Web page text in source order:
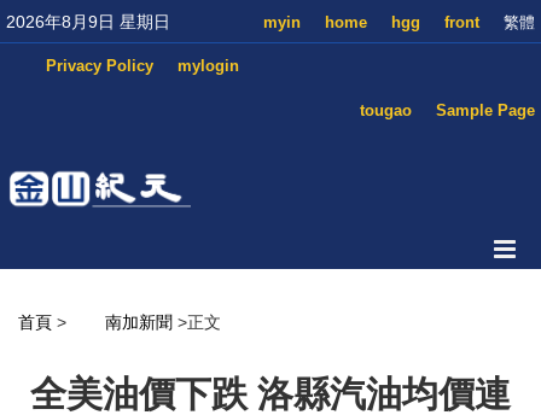
2026年8月9日 星期日 繁體
front
hgg
home
myin
mylogin
Privacy Policy
Sample Page
tougao
首頁 > 南加新聞 >正文
全美油價下跌 洛縣汽油均價連